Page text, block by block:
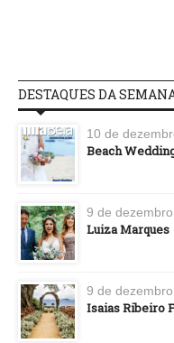
DESTAQUES DA
10 de
Beach
9 de
Luiza Marques
9 de
Isaias Ribeiro